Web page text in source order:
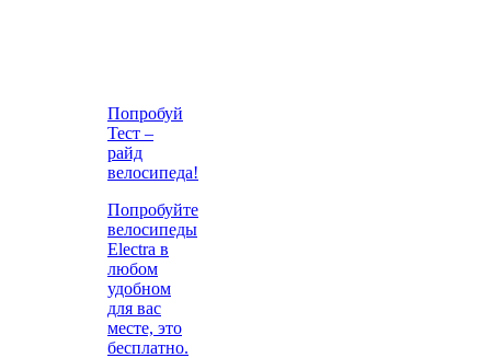
Попробуй
Тест –
райд
велосипеда!
Попробуйте
велосипеды
Electra в
любом
удобном
для вас
месте, это
бесплатно.